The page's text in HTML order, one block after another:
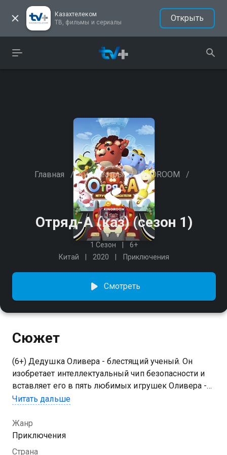
Казахтелеком
ТВ, фильмы и сериалы
Открыть
Главная / Кинотеатры / KINOROOM /
Отряд-А (каз) (сезон 1)
1 Сезон
6+
Китай
2020 Приключения
Смотреть
Сюжет
(6+) Дедушка Оливера - блестящий ученый. Он
изобретает интеллектуальный чип безопасности и
вставляет его в пять любимых игрушек Оливера -
Капитана Лео, Дэш, Тимми, Эцио и Мамбо. Дедушка
позаботиться о Оливере в повседневной жизни.
Иногда Оливер будет получать новые настройки
обновления для чипов и разное дополнительное
Читать дальше
Жанр
Приключения
Страна